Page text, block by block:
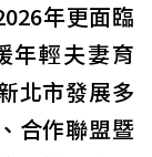
年更面臨
年輕夫妻育
北市發展多
合作聯盟暨